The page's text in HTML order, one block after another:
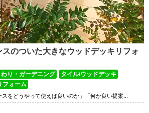
のついた大きなウッドデッキリフォ
わり・ガーデニング
タイル/ウッドデッキ
フォーム
をどうやって使えば良いのか」「何か良い提案...